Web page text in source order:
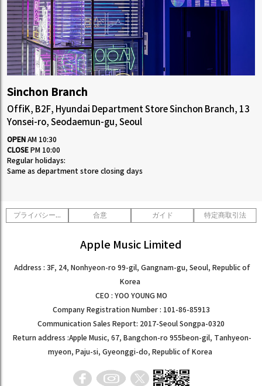
Sinchon Branch
OffiK, B2F, Hyundai Department Store Sinchon Branch, 13
Yonsei-ro, Seodaemun-gu, Seoul
OPEN AM 10:30
CLOSE PM 10:00
Regular holidays:
Same as department store closing days
プライバシーポリシー 合意 ガイド 特定商取引法
Apple Music Limited
Address : 3F, 24, Nonhyeon-ro 99-gil, Gangnam-gu, Seoul, Republic of
Korea
CEO : YOO YOUNG MO
Company Registration Number : 101-86-85913
Communication Sales Report: 2017-Seoul Songpa-0320
Return address :Apple Music, 67, Bangchon-ro 955beon-gil, Tanhyeon-
myeon, Paju-si, Gyeonggi-do, Republic of Korea